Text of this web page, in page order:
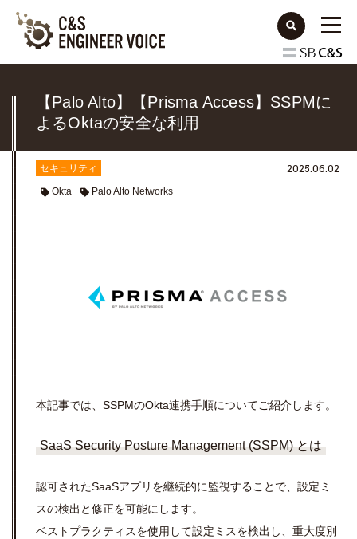
【Palo Alto】【Prisma Access】SSPMに
よるOktaの安全な利用
セキュリティ
Okta Palo Alto Networks
2025.06.02
本記事では、SSPMのOkta連携手順についてご紹介します。
SaaS Security Posture Management (SSPM) とは
認可されたSaaSアプリを継続的に監視することで、設定ミ
スの検出と修正を可能にします。
ベストプラクティスを使用して設定ミスを検出し、重大度別